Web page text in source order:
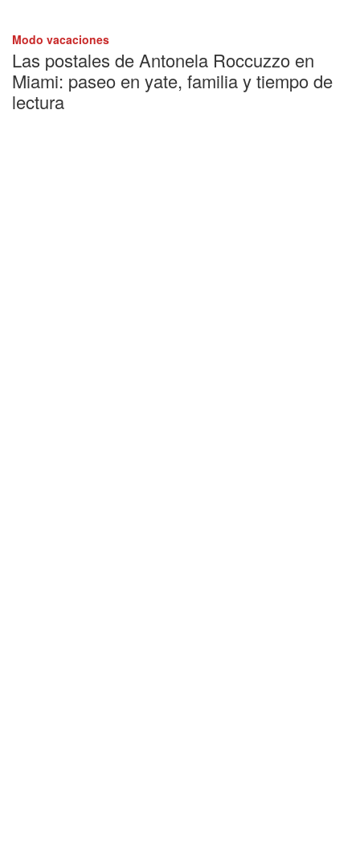
Modo vacaciones
Las postales de Antonela Roccuzzo en
Miami: paseo en yate, familia y tiempo de
lectura